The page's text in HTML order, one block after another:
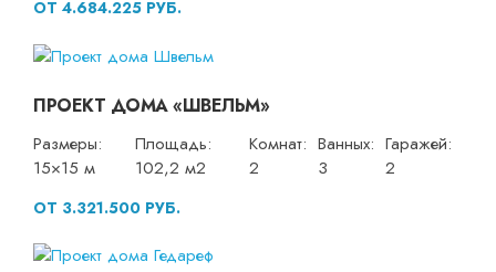
ОТ 4.684.225 РУБ.
ПРОЕКТ ДОМА «ШВЕЛЬМ»
Размеры:
15×15 м
Площадь:
102,2 м2
Комнат:
2
Ванных:
3
Гаражей:
2
ОТ 3.321.500 РУБ.